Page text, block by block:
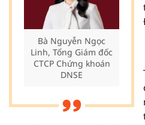
Bà Nguyễn Ngọc
Linh, Tổng Giám đốc
CTCP Chứng khoán
DNSE